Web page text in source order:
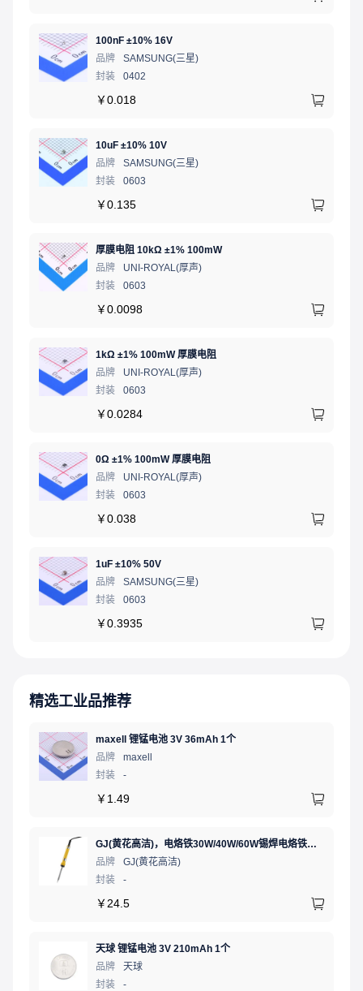
100nF ±10% 16V
品牌
SAMSUNG(三星)
封装
0402
￥0.018
10uF ±10% 10V
品牌
SAMSUNG(三星)
封装
0603
￥0.135
厚膜电阻 10kΩ ±1% 100mW
品牌
UNI-ROYAL(厚声)
封装
0603
￥0.0098
1kΩ ±1% 100mW 厚膜电阻
品牌
UNI-ROYAL(厚声)
封装
0603
￥0.0284
0Ω ±1% 100mW 厚膜电阻
品牌
UNI-ROYAL(厚声)
封装
0603
￥0.038
1uF ±10% 50V
品牌
SAMSUNG(三星)
封装
0603
￥0.3935
精选工业品推荐
maxell 锂锰电池 3V 36mAh 1个
品牌
maxell
封装
-
￥ 1.49
GJ(黄花高洁)，电烙铁30W/40W/60W锡焊电烙铁焊接工具电焊笔手机电子维修（内热35W），NO.435(35W)
品牌
GJ(黄花高洁)
封装
-
￥ 24.5
天球 锂锰电池 3V 210mAh 1个
品牌
天球
封装
-